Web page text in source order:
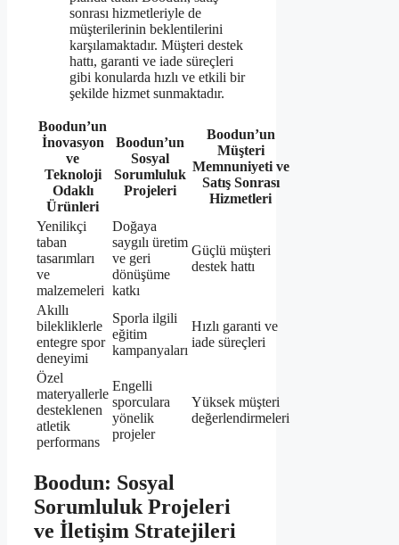
sonrası hizmetleriyle de
müşterilerinin beklentilerini
karşılamaktadır. Müşteri destek
hattı, garanti ve iade süreçleri
gibi konularda hızlı ve etkili bir
şekilde hizmet sunmaktadır.
Boodun’un
İnovasyon
ve
Teknoloji
Odaklı
Ürünleri
Boodun’un
Sosyal
Sorumluluk
Projeleri
Boodun’un
Müşteri
Memnuniyeti ve
Satış Sonrası
Hizmetleri
Yenilikçi
taban
tasarımları
ve
malzemeleri
Doğaya
saygılı üretim
ve geri
dönüşüme
katkı
Güçlü müşteri
destek hattı
Akıllı
bilekliklerle
entegre spor
deneyimi
Sporla ilgili
eğitim
kampanyaları
Hızlı garanti ve
iade süreçleri
Özel
materyallerle
desteklenen
atletik
performans
Engelli
sporculara
yönelik
projeler
Yüksek müşteri
değerlendirmeleri
Boodun: Sosyal
Sorumluluk Projeleri
ve İletişim Stratejileri